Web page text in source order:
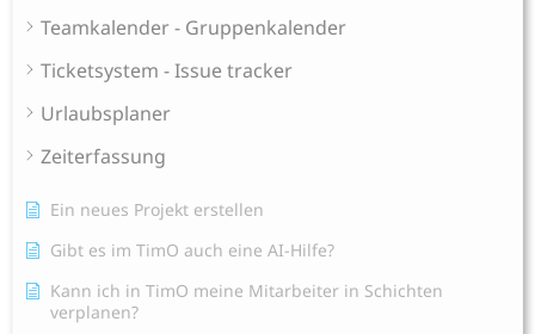
Teamkalender - Gruppenkalender
Ticketsystem - Issue tracker
Urlaubsplaner
Zeiterfassung
Ein neues Projekt erstellen
Gibt es im TimO auch eine AI-Hilfe?
Kann ich in TimO meine Mitarbeiter in Schichten
verplanen?